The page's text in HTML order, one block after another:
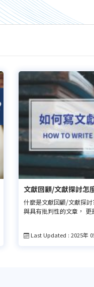
文獻回顧/文獻探討
什麼是文獻回顧/文獻探
與具有批判性的文章，
Last Updated : 2025年